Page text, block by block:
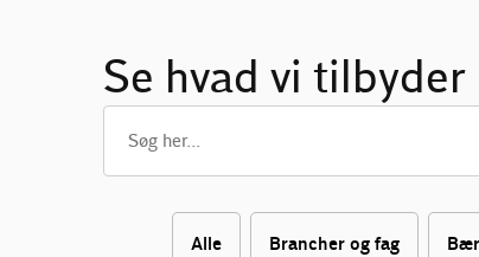
Se hvad vi tilbyder
Alle Brancher og fag